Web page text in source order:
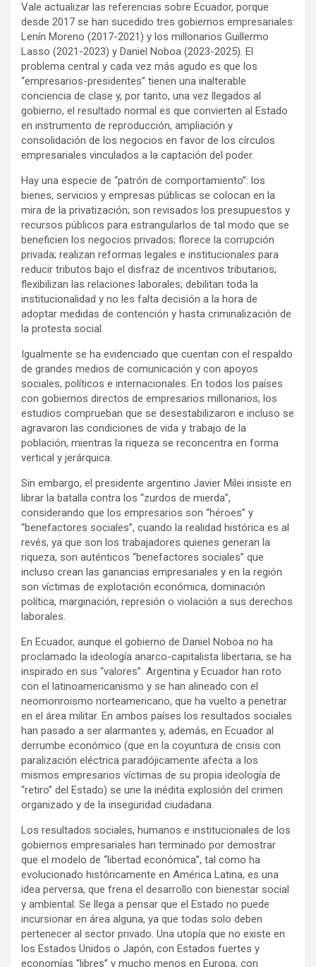
Vale actualizar las referencias sobre Ecuador, porque
desde 2017 se han sucedido tres gobiernos empresariales:
Lenín Moreno (2017-2021) y los millonarios Guillermo
Lasso (2021-2023) y Daniel Noboa (2023-2025). El
problema central y cada vez más agudo es que los
“empresarios-presidentes” tienen una inalterable
conciencia de clase y, por tanto, una vez llegados al
gobierno, el resultado normal es que convierten al Estado
en instrumento de reproducción, ampliación y
consolidación de los negocios en favor de los círculos
empresariales vinculados a la captación del poder.
Hay una especie de “patrón de comportamiento”: los
bienes, servicios y empresas públicas se colocan en la
mira de la privatización; son revisados los presupuestos y
recursos públicos para estrangularlos de tal modo que se
beneficien los negocios privados; florece la corrupción
privada; realizan reformas legales e institucionales para
reducir tributos bajo el disfraz de incentivos tributarios;
flexibilizan las relaciones laborales; debilitan toda la
institucionalidad y no les falta decisión a la hora de
adoptar medidas de contención y hasta criminalización de
la protesta social.
Igualmente se ha evidenciado que cuentan con el respaldo
de grandes medios de comunicación y con apoyos
sociales, políticos e internacionales. En todos los países
con gobiernos directos de empresarios millonarios, los
estudios comprueban que se desestabilizaron e incluso se
agravaron las condiciones de vida y trabajo de la
población, mientras la riqueza se reconcentra en forma
vertical y jerárquica.
Sin embargo, el presidente argentino Javier Milei insiste en
librar la batalla contra los “zurdos de mierda”,
considerando que los empresarios son “héroes” y
“benefactores sociales”, cuando la realidad histórica es al
revés, ya que son los trabajadores quienes generan la
riqueza, son auténticos “benefactores sociales” que
incluso crean las ganancias empresariales y en la región
son víctimas de explotación económica, dominación
política, marginación, represión o violación a sus derechos
laborales.
En Ecuador, aunque el gobierno de Daniel Noboa no ha
proclamado la ideología anarco-capitalista libertaria, se ha
inspirado en sus “valores”. Argentina y Ecuador han roto
con el latinoamericanismo y se han alineado con el
neomonroismo norteamericano, que ha vuelto a penetrar
en el área militar. En ambos países los resultados sociales
han pasado a ser alarmantes y, además, en Ecuador al
derrumbe económico (que en la coyuntura de crisis con
paralización eléctrica paradójicamente afecta a los
mismos empresarios víctimas de su propia ideología de
“retiro” del Estado) se une la inédita explosión del crimen
organizado y de la inseguridad ciudadana.
Los resultados sociales, humanos e institucionales de los
gobiernos empresariales han terminado por demostrar
que el modelo de “libertad económica”, tal como ha
evolucionado históricamente en América Latina, es una
idea perversa, que frena el desarrollo con bienestar social
y ambiental. Se llega a pensar que el Estado no puede
incursionar en área alguna, ya que todas solo deben
pertenecer al sector privado. Una utopía que no existe en
los Estados Unidos o Japón, con Estados fuertes y
economías “libres” y mucho menos en Europa, con